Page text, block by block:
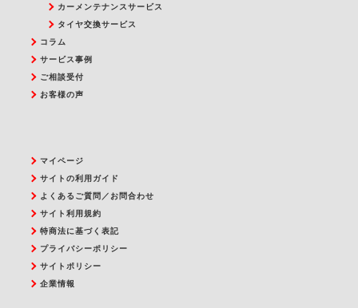
カーメンテナンスサービス
タイヤ交換サービス
コラム
サービス事例
ご相談受付
お客様の声
マイページ
サイトの利用ガイド
よくあるご質問／お問合わせ
サイト利用規約
特商法に基づく表記
プライバシーポリシー
サイトポリシー
企業情報